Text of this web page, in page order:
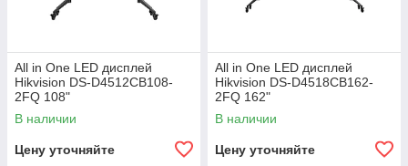
All in One LED дисплей
Hikvision DS-D4512CB108-
2FQ 108"
В наличии
Цену уточняйте
All in One LED дисплей
Hikvision DS-D4518CB162-
2FQ 162"
В наличии
Цену уточняйте